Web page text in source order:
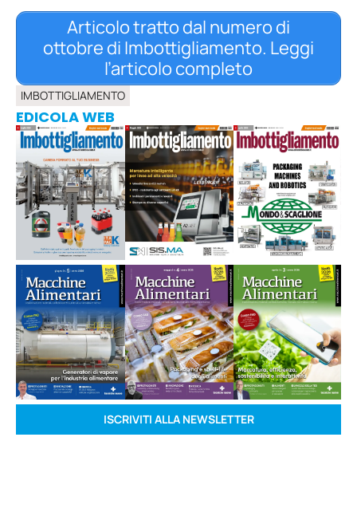
Articolo tratto dal numero di
ottobre di Imbottigliamento. Leggi
l’articolo completo
IMBOTTIGLIAMENTO
EDICOLA WEB
ISCRIVITI ALLA NEWSLETTER